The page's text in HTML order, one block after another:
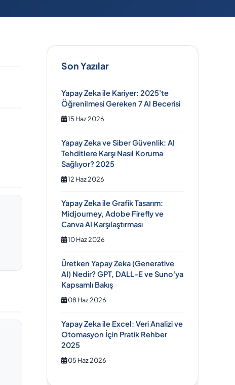
Son Yazılar
Yapay Zeka ile Kariyer: 2025'te
Öğrenilmesi Gereken 7 AI Becerisi
15 Haz 2026
Yapay Zeka ve Siber Güvenlik: AI
Tehditlere Karşı Nasıl Koruma
Sağlıyor? 2025
12 Haz 2026
Yapay Zeka ile Grafik Tasarım:
Midjourney, Adobe Firefly ve
Canva AI Karşılaştırması
10 Haz 2026
Üretken Yapay Zeka (Generative
AI) Nedir? GPT, DALL-E ve Suno'ya
Kapsamlı Bakış
08 Haz 2026
Yapay Zeka ile Excel: Veri Analizi ve
Otomasyon İçin Pratik Rehber
2025
05 Haz 2026